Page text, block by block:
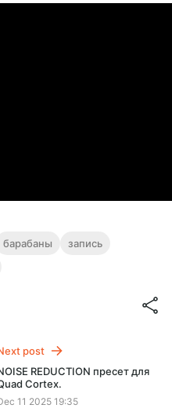
барабаны
запись
post
REDUCTION пресет для
Cortex.
11 2025 19:35